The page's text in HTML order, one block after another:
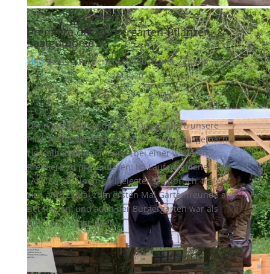
Grün, grün, grün… es üppte angeregt.
Premiere der Bürgergarten-Pflanzen- &
Saatgutbörse
Hiergehts zum Bericht der Idsteiner Zeitung vom 14.
Mai 2019
Dann am Sonntag die gute Gelegenheit, unsere
Pflanzenbörsen-Restbestände sowie hausgemachte
Heilsalben und -tinkturen bei einer weiteren
Premiere zu präsentieren: Im Laufenseldener Hof
„Alla Cava“, einem stillgelegter Steinbruch, trafen
sich am 12. Mai zum ersten Mal Gartenfreunde aus
der Region, und auch der Bürgergarten war als
Aussteller eingeladen.